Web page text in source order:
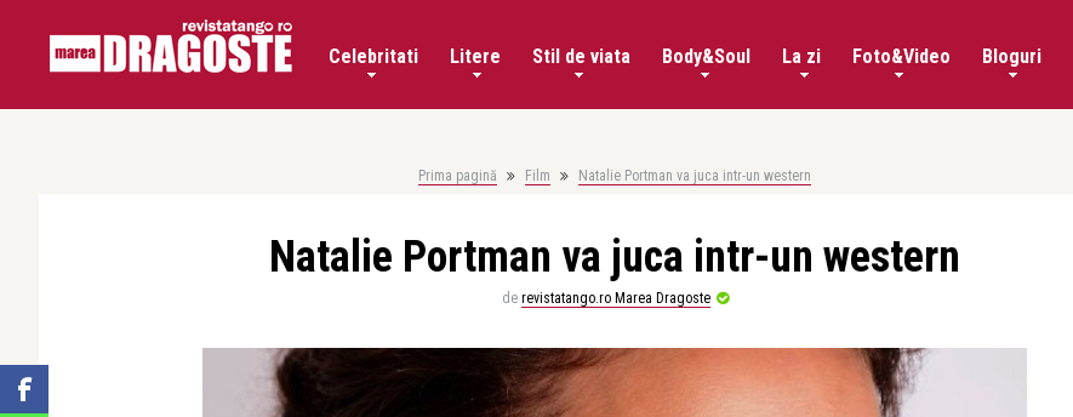
Celebritati Litere Stil de viata Body&Soul La zi Foto&Video Bloguri
Prima pagină Film Natalie Portman va juca intr-un western
Natalie Portman va juca intr-un western
de revistatango.ro Marea Dragoste